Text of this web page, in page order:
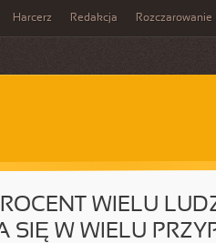
Harcerz Redakcja Rozczarowanie
WIELU
SIĘ W WIELU